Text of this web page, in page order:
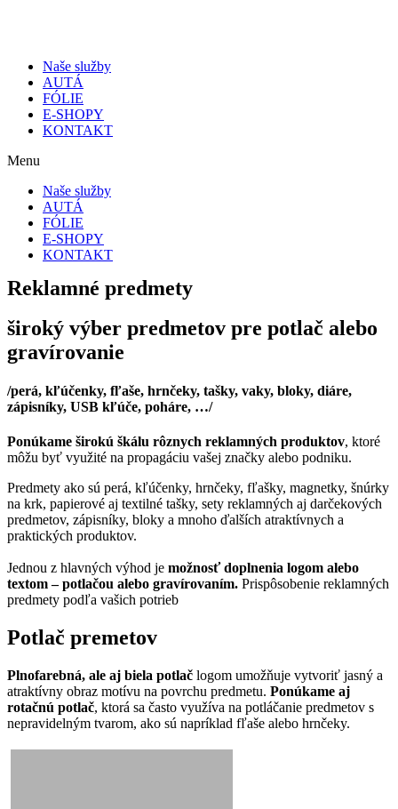
Naše služby
AUTÁ
FÓLIE
E-SHOPY
KONTAKT
Menu
Naše služby
AUTÁ
FÓLIE
E-SHOPY
KONTAKT
Reklamné predmety
široký výber predmetov pre potlač alebo
gravírovanie
/perá, kľúčenky, fľaše, hrnčeky, tašky, vaky, bloky, diáre,
zápisníky, USB kľúče, poháre, …/
Ponúkame širokú škálu rôznych reklamných produktov, ktoré
môžu byť využité na propagáciu vašej značky alebo podniku.
Predmety ako sú perá, kľúčenky, hrnčeky, fľašky, magnetky, šnúrky
na krk, papierové aj textilné tašky, sety reklamných aj darčekových
predmetov, zápisníky, bloky a mnoho ďalších atraktívnych a
praktických produktov.
Jednou z hlavných výhod je možnosť doplnenia logom alebo
textom – potlačou alebo gravírovaním. Prispôsobenie reklamných
predmety podľa vašich potrieb
Potlač premetov
Plnofarebná, ale aj biela potlač logom umožňuje vytvoriť jasný a
atraktívny obraz motívu na povrchu predmetu. Ponúkame aj
rotačnú potlač, ktorá sa často využíva na potláčanie predmetov s
nepravidelným tvarom, ako sú napríklad fľaše alebo hrnčeky.